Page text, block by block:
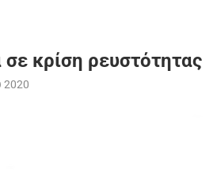
σε κρίση ρευστότητας
2020